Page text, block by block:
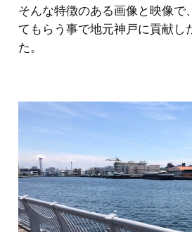
そんな特徴のある画像と映像で
てもらう事で地元神戸に貢献し
た。